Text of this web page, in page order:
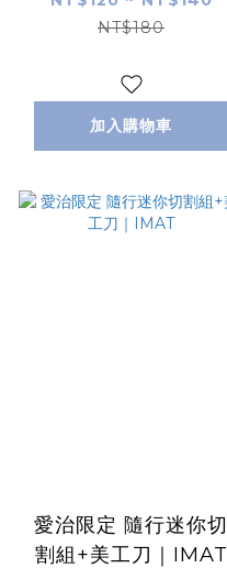
TRAVELER'S
記本
NT$180
加入購物車
愛治限定 隨行迷你切
割組+美工刀｜IMAT